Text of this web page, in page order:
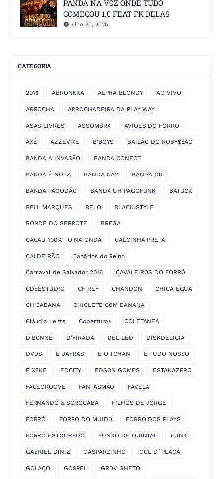
PANDA NA VOZ ONDE TUDO
COMEÇOU 1.0 FEAT FK DELAS
julho 30, 2026
CATEGORIA
2016 ABRONKKA ALPHA BLONDY AO VIVO
ARROCHA ARROCHADEIRA DA PLAY WAY
ASAS LIVRES ASSOMBRA AVIOES DO FORRO
AXÉ AZZEVIXE B'BOYS BAILÃO DO ROBY$$ÃO
BANDA A INVASÃO BANDA CONECT
BANDA É NOYZ BANDA NA2 BANDA OK
BANDA PAGODÃO BANDA UH PAGOFUNK BATUCK
BELL MARQUES BELO BLACK STYLE
BONDE DO SERROTE BREGA
CACAU 100% TO NA ONDA CALCINHA PRETA
CALDEIRÃO Canários do Reino
Carnaval de Salvador 2016 CAVALEIROS DO FORRÓ
CDSESTUDIO CF REY CHANDON CHICA ÉGUA
CHICABANA CHICLETE COM BANANA
Cláudia Leitte Coberturas COLETANEA
D'BONNÉ D'VIRADA DEL LED DISKDELICIA
DVDS É JAFRAS É O TCHAN É TUDO NOSSO
É XEKE EDCITY EDSON GOMES ESTAKAZERO
FACEGROOVE FANTASMÃO FAVELA
FERNANDO & SOROCABA FILHOS DE JORGE
FORRÓ FORRÓ DO MUIDO FORRÓ DOS PLAYS
FORRÓ ESTOURADO FUNDO DE QUINTAL FUNK
GABRIEL DINIZ GASPARZINHO GOL D´PLACA
GOLAÇO GOSPEL GROV GHETO